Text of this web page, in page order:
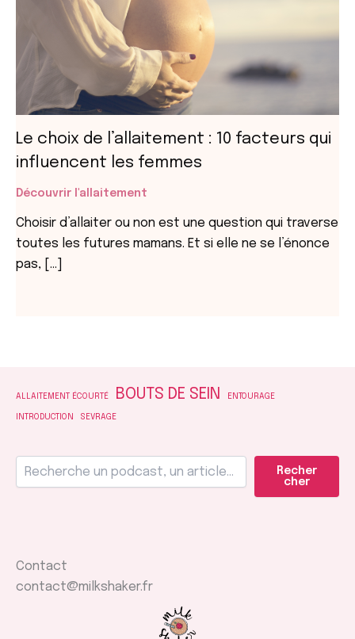
Le choix de l’allaitement : 10 facteurs qui
influencent les femmes
Découvrir l'allaitement
Choisir d’allaiter ou non est une question qui traverse
toutes les futures mamans. Et si elle ne se l’énonce
pas, […]
ALLAITEMENT ÉCOURTÉ BOUTS DE SEIN ENTOURAGE
INTRODUCTION SEVRAGE
Recher
cher
Contact
contact@milkshaker.fr